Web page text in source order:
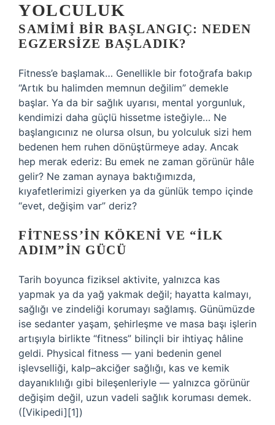
YOLCULUK
SAMIMI BIR BAŞLANGIÇ: NEDEN
EGZERSIZE BAŞLADIK?
Fitness’e başlamak… Genellikle bir fotoğrafa bakıp
“Artık bu halimden memnun değilim” demekle
başlar. Ya da bir sağlık uyarısı, mental yorgunluk,
kendimizi daha güçlü hissetme isteğiyle… Ne
başlangıcınız ne olursa olsun, bu yolculuk sizi hem
bedenen hem ruhen dönüştürmeye aday. Ancak
hep merak ederiz: Bu emek ne zaman görünür hâle
gelir? Ne zaman aynaya baktığımızda,
kıyafetlerimizi giyerken ya da günlük tempo içinde
“evet, değişim var” deriz?
FITNESS’IN KÖKENI VE “İLK
ADIM”IN GÜCÜ
Tarih boyunca fiziksel aktivite, yalnızca kas
yapmak ya da yağ yakmak değil; hayatta kalmayı,
sağlığı ve zindeliği korumayı sağlamış. Günümüzde
ise sedanter yaşam, şehirleşme ve masa başı işlerin
artışıyla birlikte “fitness” bilinçli bir ihtiyaç hâline
geldi. Physical fitness — yani bedenin genel
işlevselliği, kalp–akciğer sağlığı, kas ve kemik
dayanıklılığı gibi bileşenleriyle — yalnızca görünür
değişim değil, uzun vadeli sağlık koruması demek.
([Vikipedi][1])